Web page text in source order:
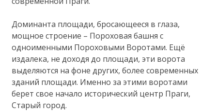
Доминанта площади, бросающееся в глаза,
мощное строение – Пороховая башня с
одноименными Пороховыми Воротами. Ещё
издалека, не доходя до площади, эти ворота
выделяются на фоне других, более современных
зданий площади. Именно за этими воротами
берет свое начало исторический центр Праги,
Старый город.